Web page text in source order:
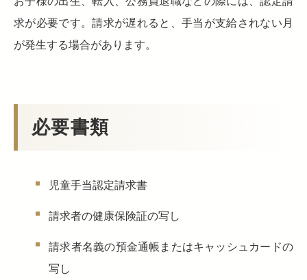
求が必要です。請求が遅れると、手当が支給されない月
が発生する場合があります。
必要書類
児童手当認定請求書
請求者の健康保険証の写し
請求者名義の預金通帳またはキャッシュカードの
写し